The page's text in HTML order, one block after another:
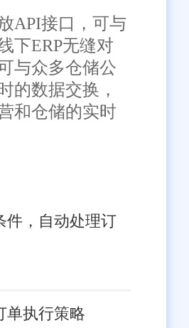
通过该功能，欧美
从 15 天缩短至 6
式错误导致的清关
针对关税
统可根据商品品类
计算预估关税，同
上，帮助客户提前
率下降 70%。
单的多仓协同打
持太原本地仓与保
同步，根据订单类
本地发货或保税仓
跨境电商通过该功
订单打单效率提升
其评测排行价值：
上，某食品电商从
API接口，可与
下ERP无缝对
与众多仓储公
的数据交换，
和仓储的实时
件，自动处理订
单执行策略